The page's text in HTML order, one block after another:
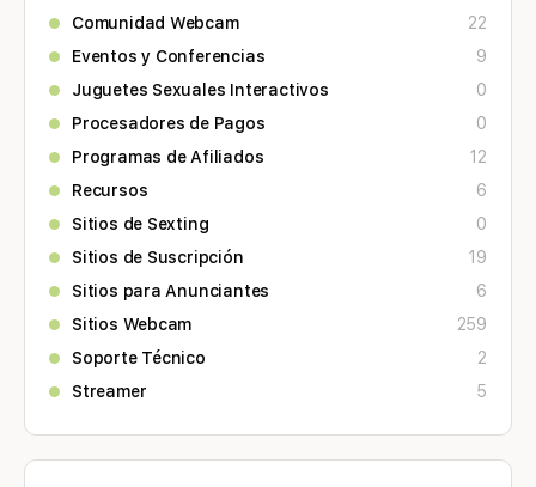
Comunidad Webcam
22
Eventos y Conferencias
9
Juguetes Sexuales Interactivos
0
Procesadores de Pagos
0
Programas de Afiliados
12
Recursos
6
Sitios de Sexting
0
Sitios de Suscripción
19
Sitios para Anunciantes
6
Sitios Webcam
259
Soporte Técnico
2
Streamer
5